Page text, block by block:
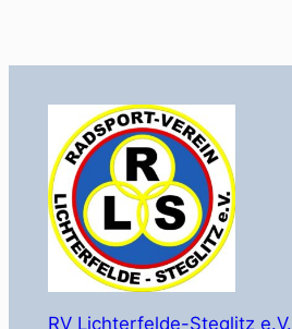
RV Lichterfelde-Steglitz e.V.